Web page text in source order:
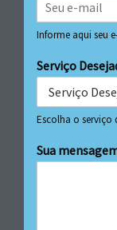
Informe aqui seu
Serviço
Escolha o serviço
Sua